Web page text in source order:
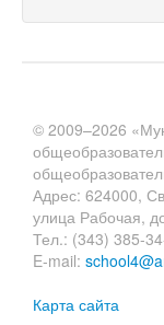
© 2009–2026
Адрес: 624000,
улица Рабочая,
Тел.: (343) 385-
E-mail:
Карта сайта